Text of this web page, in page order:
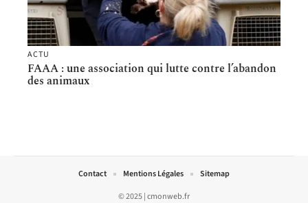
ACTU
FAAA : une association qui lutte contre l’abandon
des animaux
© 2025 | cmonweb.fr
Contact Mentions Légales Sitemap